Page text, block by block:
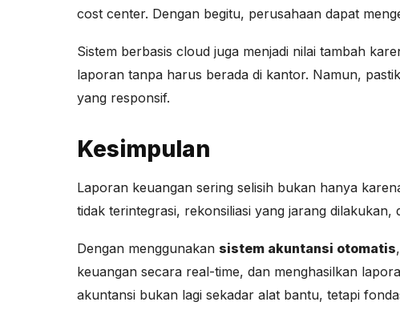
cost center. Dengan begitu, perusahaan dapat
Sistem berbasis cloud juga menjadi nilai tambah
laporan tanpa harus berada di kantor. Namun,
yang responsif.
Kesimpulan
Laporan keuangan sering selisih bukan hanya
tidak terintegrasi, rekonsiliasi yang jarang
Dengan menggunakan sistem akuntansi otomatis
keuangan secara real-time, dan menghasilkan
akuntansi bukan lagi sekadar alat bantu, tetapi